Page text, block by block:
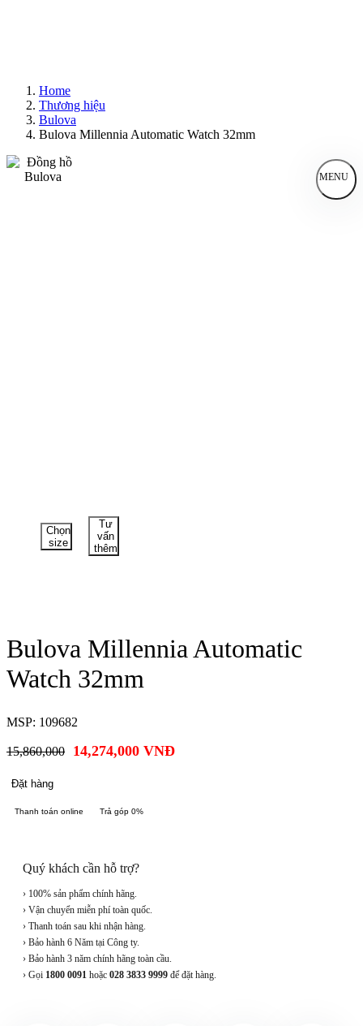
Home
Thương hiệu
Bulova
Bulova Millennia Automatic Watch 32mm
MENU
Chọn
size
Tư
vấn
thêm
Bulova Millennia Automatic
Watch 32mm
MSP: 109682
15,860,000 14,274,000 VNĐ
Đặt hàng
Thanh toán online Trả góp 0%
Quý khách cần hỗ trợ?
› 100% sản phẩm chính hãng.
› Vận chuyển miễn phí toàn quốc.
› Thanh toán sau khi nhận hàng.
› Bảo hành 6 Năm tại Công ty.
› Bảo hành 3 năm chính hãng toàn cầu.
› Gọi 1800 0091 hoặc 028 3833 9999 để đặt hàng.